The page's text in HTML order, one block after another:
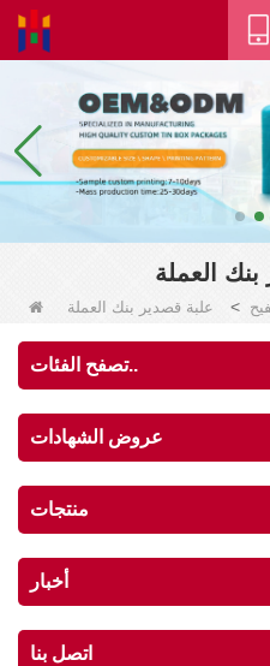
العملة
> علبة قصدير بنك العملة
تصفح الفئات..
عروض الشهادات
منتجات
أخبار
اتصل بنا